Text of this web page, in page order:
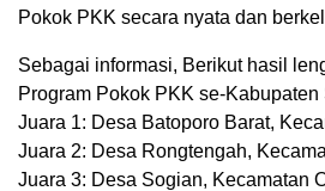
Pokok PKK secara nyata dan
Sebagai informasi, Berikut hasil
Program Pokok PKK se-
Juara 1: Desa Batoporo Barat,
Juara 2: Desa Rongtengah,
Juara 3: Desa Sogian, Kecamatan